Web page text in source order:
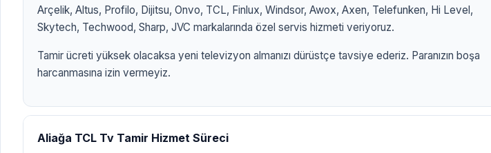
Arçelik, Altus, Profilo, Dijitsu, Onvo, TCL, Finlux, Windsor, Awox, Axen, Telefunken, Hi Level,
Skytech, Techwood, Sharp, JVC markalarında özel servis hizmeti veriyoruz.
Tamir ücreti yüksek olacaksa yeni televizyon almanızı dürüstçe tavsiye ederiz. Paranızın boşa
harcanmasına izin vermeyiz.
Aliağa TCL Tv Tamir Hizmet Süreci